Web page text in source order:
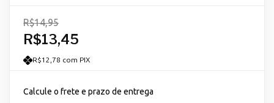
R$13,45
R$14,95
R$12,78 com PIX
Calcule o frete e prazo de entrega